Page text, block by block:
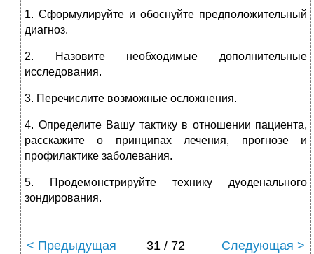
1. Сформулируйте и обоснуйте предположительный
диагноз.
2. Назовите необходимые дополнительные
исследования.
3. Перечислите возможные осложнения.
4. Определите Вашу тактику в отношении пациента,
расскажите о принципах лечения, прогнозе и
профилактике заболевания.
5. Продемонстрируйте технику дуоденального
зондирования.
< Предыдущая 31 / 72 Следующая >